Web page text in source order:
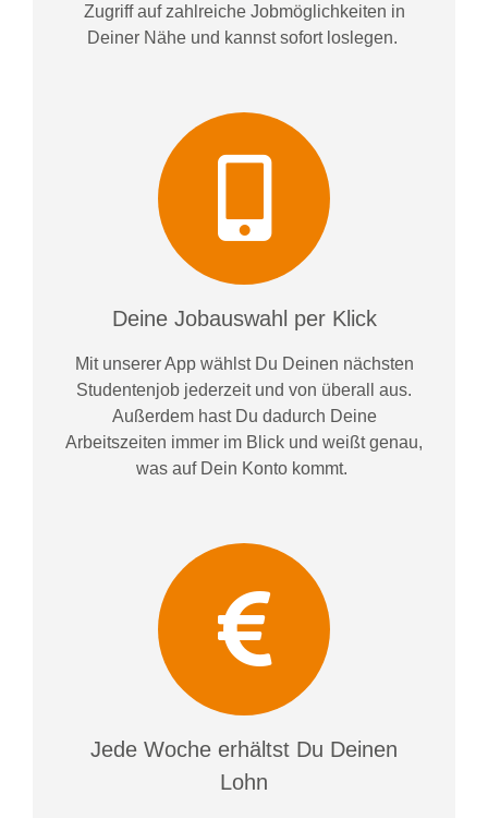
Zugriff auf zahlreiche Jobmöglichkeiten in
Deiner Nähe und kannst sofort loslegen.
Deine Jobauswahl per Klick
Mit unserer App wählst Du Deinen nächsten
Studentenjob jederzeit und von überall aus.
Außerdem hast Du dadurch Deine
Arbeitszeiten immer im Blick und weißtgenau,
was auf Dein Konto kommt.
Jede Woche erhältst Du Deinen
Lohn